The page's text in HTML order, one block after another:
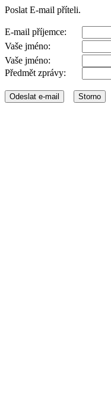
Poslat E-mail příteli.
E-mail příjemce:
Vaše jméno:
Vaše jméno:
Předmět zprávy: